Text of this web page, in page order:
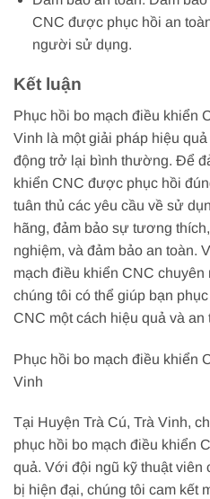
CNC được phục hồi an
người sử dụng.
Kết luận
Phục hồi bo mạch điều khiển
Vinh là một giải pháp hiệu
động trở lại bình thường. Để
khiển CNC được phục hồi
tuân thủ các yêu cầu về sử
hãng, đảm bảo sự tương
nghiệm, và đảm bảo an toàn.
mạch điều khiển CNC chuyên
chúng tôi có thể giúp bạn
CNC một cách hiệu quả và an
Phục hồi bo mạch điều khiển
Vinh
Tại Huyện Trà Cú, Trà Vinh,
phục hồi bo mạch điều khiển
quả. Với đội ngũ kỹ thuật viên
bị hiện đại, chúng tôi cam kết